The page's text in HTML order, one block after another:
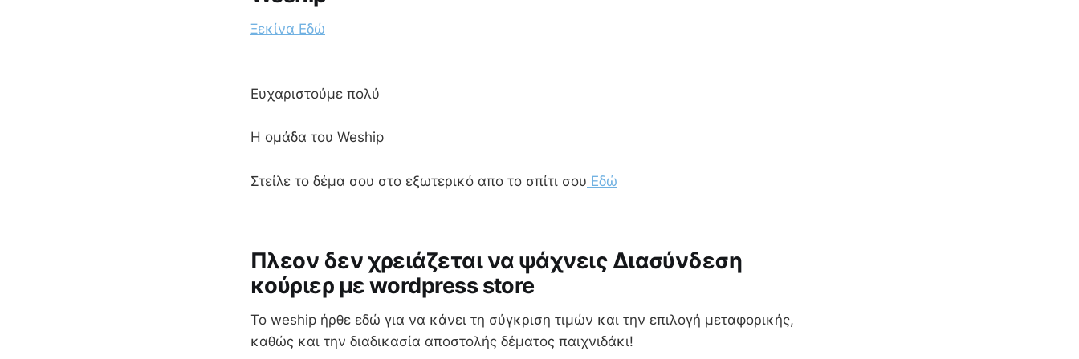
Ξεκίνα Εδώ
Ευχαριστούμε πολύ
Η ομάδα του Weship
Στείλε το δέμα σου στο εξωτερικό απο το σπίτι σου Εδώ
Πλεον δεν χρειάζεται να ψάχνεις Διασύνδεση
κούριερ με wordpress store
To weship ήρθε εδώ για να κάνει τη σύγκριση τιμών και την επιλογή μεταφορικής,
καθώς και την διαδικασία αποστολής δέματος παιχνιδάκι!